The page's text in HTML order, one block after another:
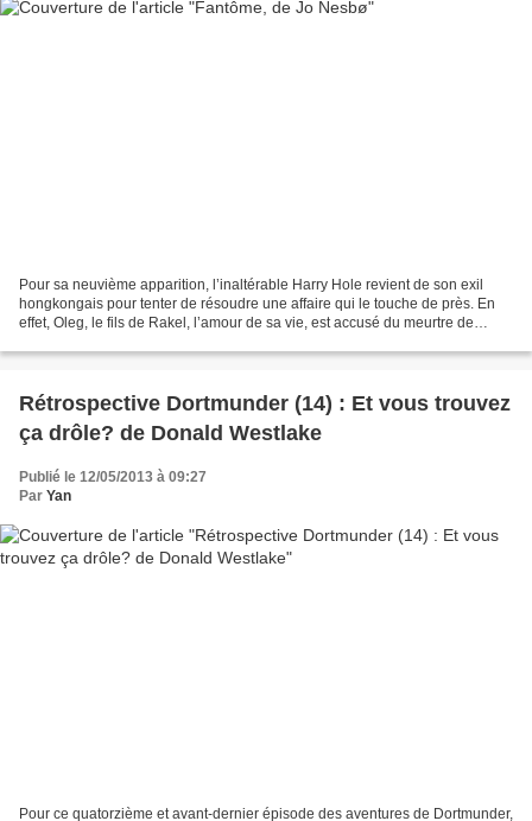
Pour sa neuvième apparition, l’inaltérable Harry Hole revient de son exil
hongkongais pour tenter de résoudre une affaire qui le touche de près. En
effet, Oleg, le fils de Rakel, l’amour de sa vie, est accusé du meurtre de
Rétrospective Dortmunder (14) : Et vous trouvez
ça drôle? de Donald Westlake
Publié le 12/05/2013 à 09:27
Par Yan
Pour ce quatorzième et avant-dernier épisode des aventures de Dortmunder,